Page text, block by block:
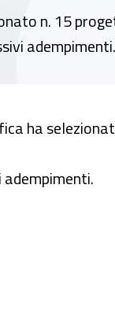
n. 15
adempimenti.
ha